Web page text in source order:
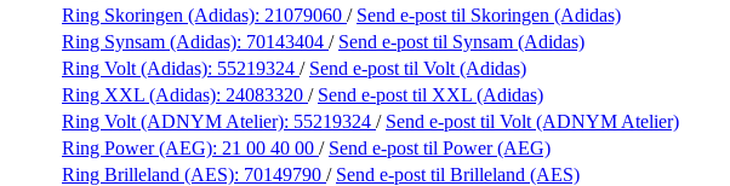
Ring Skoringen (Adidas): 21079060 / Send e-post til Skoringen (Adidas)
Ring Synsam (Adidas): 70143404 / Send e-post til Synsam (Adidas)
Ring Volt (Adidas): 55219324 / Send e-post til Volt (Adidas)
Ring XXL (Adidas): 24083320 / Send e-post til XXL (Adidas)
Ring Volt (ADNYM Atelier): 55219324 / Send e-post til Volt (ADNYM Atelier)
Ring Power (AEG): 21 00 40 00 / Send e-post til Power (AEG)
Ring Brilleland (AES): 70149790 / Send e-post til Brilleland (AES)